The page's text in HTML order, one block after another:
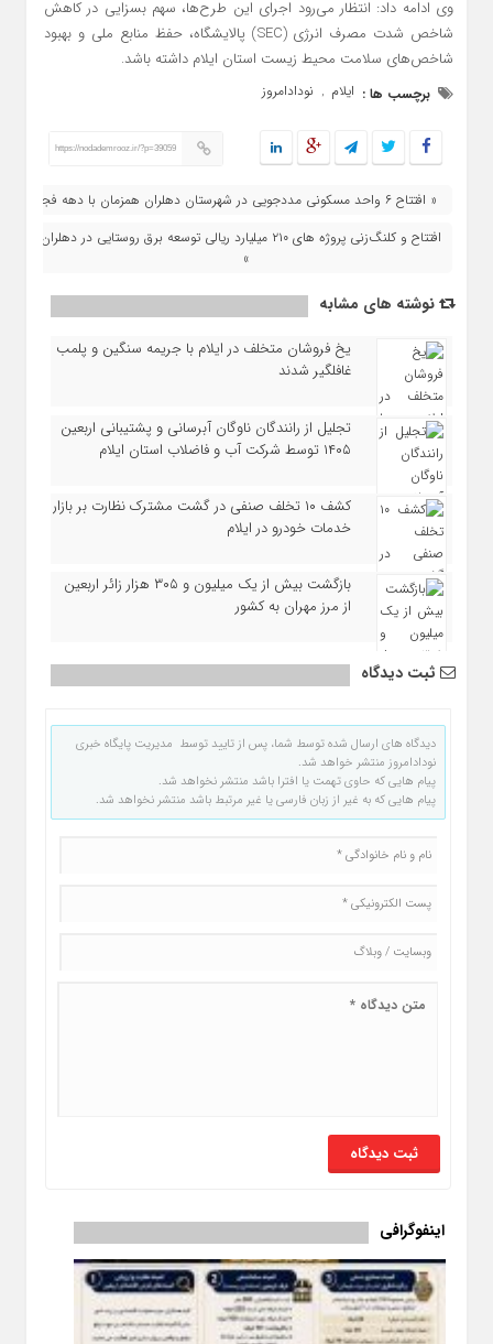
وی ادامه داد: انتظار می‌رود اجرای این طرح‌ها، سهم بسزایی در کاهش
شاخص شدت مصرف انرژی (SEC) پالایشگاه، حفظ منابع ملی و بهبود
شاخص‌های سلامت محیط زیست استان ایلام داشته باشد.
برچسب ها : ایلام , نودادامروز
https://nodademrooz.ir/?p=39059
« افتتاح ۶ واحد مسکونی مددجویی در شهرستان دهلران همزمان با دهه فجر
افتتاح و کلنگ‌زنی پروژه‌ های ۲۱۰ میلیارد ریالی توسعه برق روستایی در دهلران
»
نوشته های مشابه
یخ‌ فروشان متخلف در ایلام با جریمه سنگین و پلمب
غافلگیر شدند
تجلیل از رانندگان ناوگان آبرسانی و پشتیبانی اربعین
۱۴۰۵ توسط شرکت آب و فاضلاب استان ایلام
کشف ۱۰ تخلف صنفی در گشت مشترک نظارت بر بازار
خدمات خودرو در ایلام
بازگشت بیش از یک میلیون و ۳۰۵ هزار زائر اربعین
از مرز مهران به کشور
ثبت دیدگاه
دیدگاه های ارسال شده توسط شما، پس از تایید توسط مدیریت پایگاه خبری
نودادامروز منتشر خواهد شد.
پیام هایی که حاوی تهمت یا افترا باشد منتشر نخواهد شد.
پیام هایی که به غیر از زبان فارسی یا غیر مرتبط باشد منتشر نخواهد شد.
اینفوگرافی